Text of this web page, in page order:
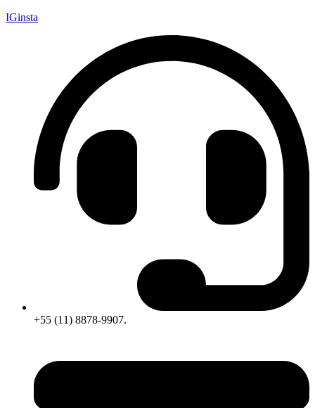
IGinsta
+55 (11) 8878-9907.